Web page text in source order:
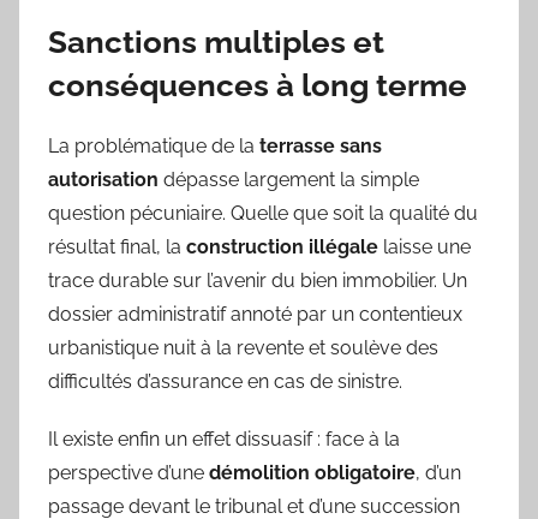
Sanctions multiples et
conséquences à long terme
La problématique de la terrasse sans
autorisation dépasse largement la simple
question pécuniaire. Quelle que soit la qualité du
résultat final, la construction illégale laisse une
trace durable sur l’avenir du bien immobilier. Un
dossier administratif annoté par un contentieux
urbanistique nuit à la revente et soulève des
difficultés d’assurance en cas de sinistre.
Il existe enfin un effet dissuasif : face à la
perspective d’une démolition obligatoire, d’un
passage devant le tribunal et d’une succession